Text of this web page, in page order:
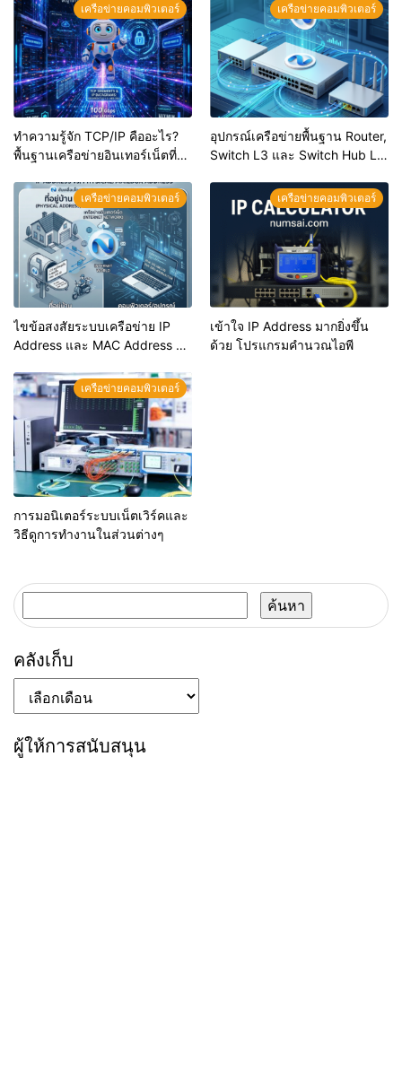
เครือข่ายคอมพิวเตอร์
ทำความรู้จัก TCP/IP คืออะไร?
พื้นฐานเครือข่ายอินเทอร์เน็ตที่
เครือข่ายคอมพิวเตอร์
อุปกรณ์เครือข่ายพื้นฐาน Router,
Switch L3 และ Switch Hub L2
ให้ตอบโจทย์องค์กร
เครือข่ายคอมพิวเตอร์
ไขข้อสงสัยระบบเครือข่าย IP
Address และ MAC Address คือ
เครือข่ายคอมพิวเตอร์
เข้าใจ IP Address มากยิ่งขึ้น
ด้วย โปรแกรมคำนวณไอพี
เครือข่ายคอมพิวเตอร์
การมอนิเตอร์ระบบเน็ตเวิร์คและ
วิธีดูการทำงานในส่วนต่างๆ
ค้นหา
สำหรับ:
คลังเก็บ
คลัง
เก็บ
ผู้ให้การสนับสนุน